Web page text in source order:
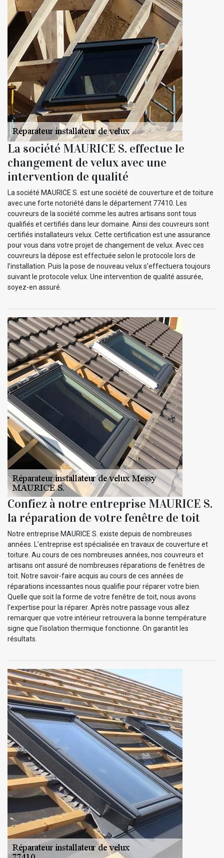
La société MAURICE S. effectue le
changement de velux avec une
intervention de qualité
La société MAURICE S. est une société de couverture et de toiture
avec une forte notoriété dans le département 77410. Les
couvreurs de la société comme les autres artisans sont tous
qualifiés et certifiés dans leur domaine. Ainsi des couvreurs sont
certifiés installateurs velux. Cette certification est une assurance
pour vous dans votre projet de changement de velux. Avec ces
couvreurs la dépose est effectuée selon le protocole lors de
l’installation. Puis la pose de nouveau velux s’effectuera toujours
suivant le protocole velux. Une intervention de qualité assurée,
soyez-en assuré.
Confiez à notre entreprise MAURICE S.
la réparation de votre fenêtre de toit
Notre entreprise MAURICE S. existe depuis de nombreuses
années. L’entreprise est spécialisée en travaux de couverture et
toiture. Au cours de ces nombreuses années, nos couvreurs et
artisans ont assuré de nombreuses réparations de fenêtres de
toit. Notre savoir-faire acquis au cours de ces années de
réparations incessantes nous qualifie pour réparer votre bien.
Quelle que soit la forme de votre fenêtre de toit, nous avons
l’expertise pour la réparer. Après notre passage vous allez
remarquer que votre intérieur retrouvera la bonne température
signe que l’isolation thermique fonctionne. On garantit les
résultats.